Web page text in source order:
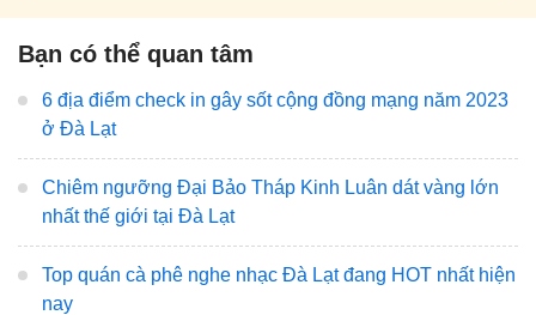
Bạn có thể quan tâm
6 địa điểm check in gây sốt cộng đồng mạng năm 2023
ở Đà Lạt
Chiêm ngưỡng Đại Bảo Tháp Kinh Luân dát vàng lớn
nhất thế giới tại Đà Lạt
Top quán cà phê nghe nhạc Đà Lạt đang HOT nhất hiện
nay